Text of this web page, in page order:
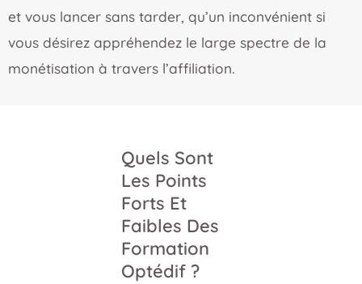
et vous lancer sans tarder, qu’un inconvénient si
vous désirez appréhendez le large spectre de la
monétisation à travers l’affiliation.
Quels Sont
Les Points
Forts Et
Faibles Des
Formation
Optédif ?